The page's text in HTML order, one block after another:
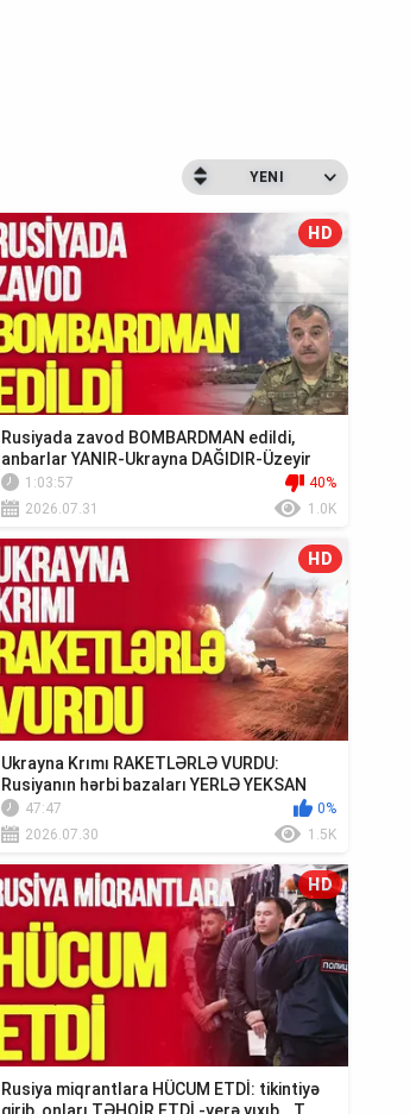
YENI
HD
Rusiyada zavod BOMBARDMAN edildi,
anbarlar YANIR-Ukrayna DAĞIDIR-Üzeyir
Cəfərov Ca...
1:03:57
40%
2026.07.31
1.0K
HD
Ukrayna Krımı RAKETLƏRLƏ VURDU:
Rusiyanın hərbi bazaları YERLƏ YEKSAN
EDİLDİ - TV ...
47:47
0%
2026.07.30
1.5K
HD
Rusiya miqrantlara HÜCUM ETDİ: tikintiyə